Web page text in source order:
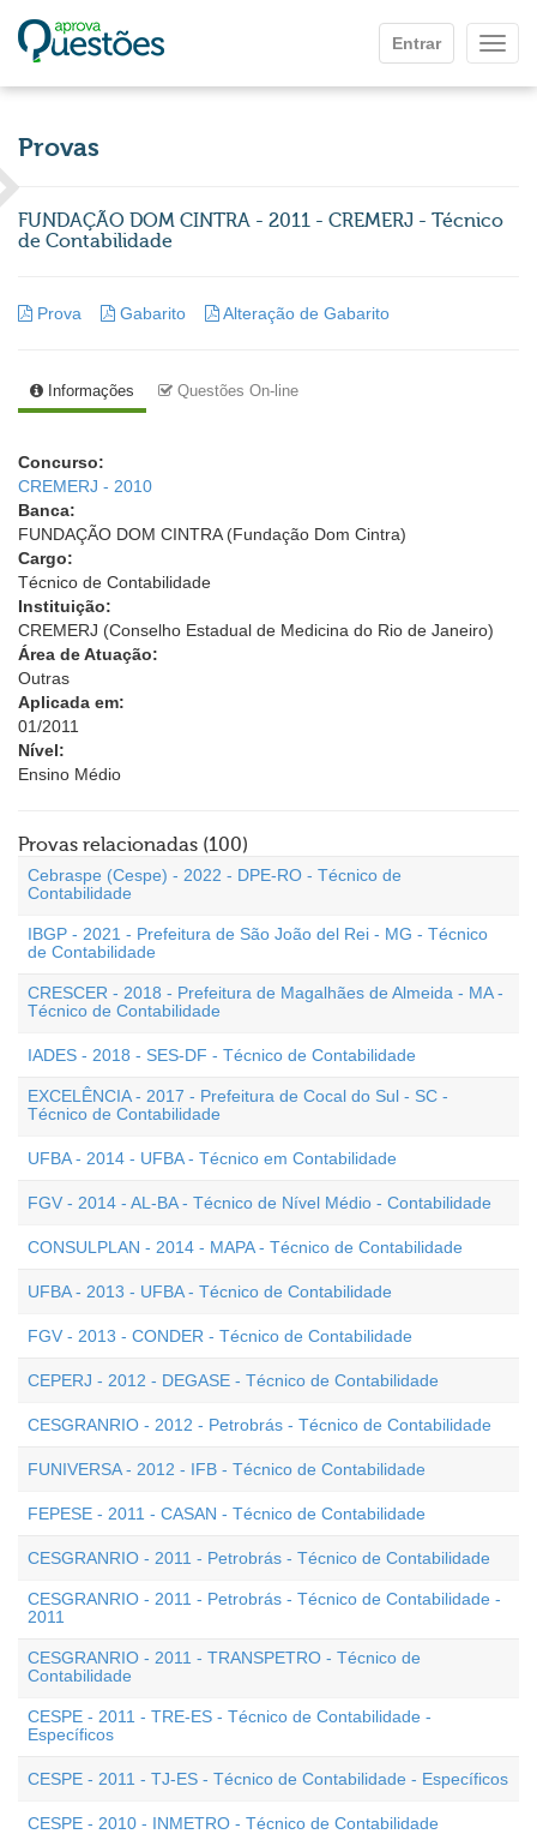
Entrar
Provas
FUNDAÇÃO DOM CINTRA - 2011 - CREMERJ - Técnico
de Contabilidade
Prova Gabarito Alteração de Gabarito
Informações Questões On-line
Concurso:
CREMERJ - 2010
Banca:
FUNDAÇÃO DOM CINTRA (Fundação Dom Cintra)
Cargo:
Técnico de Contabilidade
Instituição:
CREMERJ (Conselho Estadual de Medicina do Rio de Janeiro)
Área de Atuação:
Outras
Aplicada em:
01/2011
Nível:
Ensino Médio
Provas relacionadas (100)
Cebraspe (Cespe) - 2022 - DPE-RO - Técnico de
Contabilidade
IBGP - 2021 - Prefeitura de São João del Rei - MG - Técnico
de Contabilidade
CRESCER - 2018 - Prefeitura de Magalhães de Almeida - MA -
Técnico de Contabilidade
IADES - 2018 - SES-DF - Técnico de Contabilidade
EXCELÊNCIA - 2017 - Prefeitura de Cocal do Sul - SC -
Técnico de Contabilidade
UFBA - 2014 - UFBA - Técnico em Contabilidade
FGV - 2014 - AL-BA - Técnico de Nível Médio - Contabilidade
CONSULPLAN - 2014 - MAPA - Técnico de Contabilidade
UFBA - 2013 - UFBA - Técnico de Contabilidade
FGV - 2013 - CONDER - Técnico de Contabilidade
CEPERJ - 2012 - DEGASE - Técnico de Contabilidade
CESGRANRIO - 2012 - Petrobrás - Técnico de Contabilidade
FUNIVERSA - 2012 - IFB - Técnico de Contabilidade
FEPESE - 2011 - CASAN - Técnico de Contabilidade
CESGRANRIO - 2011 - Petrobrás - Técnico de Contabilidade
CESGRANRIO - 2011 - Petrobrás - Técnico de Contabilidade -
2011
CESGRANRIO - 2011 - TRANSPETRO - Técnico de
Contabilidade
CESPE - 2011 - TRE-ES - Técnico de Contabilidade -
Específicos
CESPE - 2011 - TJ-ES - Técnico de Contabilidade - Específicos
CESPE - 2010 - INMETRO - Técnico de Contabilidade